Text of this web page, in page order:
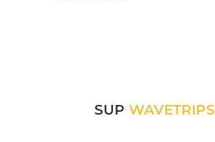
SUP WAVETRIPS